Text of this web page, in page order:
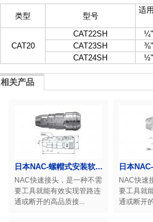
类型 型号
适
CAT20
CAT22SH
CAT23SH
CAT24SH
相关产品
日本NAC-螺帽式安装软...
NAC快速接头，是一种不需
要工具就能有效实现管路连
通或断开的高品质接...
日本
NAC快速
要工具就
通或断开